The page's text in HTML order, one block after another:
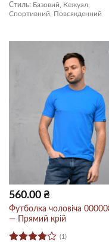
Стиль: Базовий, Кежуал,
Спортивний, Повсякденний
560.00 ₴
Футболка чоловіча
— Прямий крій
(1)